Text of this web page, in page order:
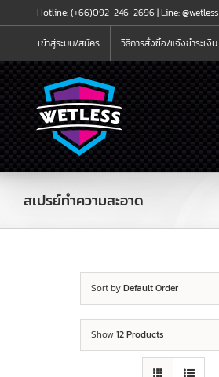
to
Hotline: (+66)092-246-2696 |Line: @wetless
เข้าสู่ระบบ/สมัคร วิธีการสั่งซื้อ/แจ้งชำระเงิน
สเปรย์ทำความสะอาด
Sort byDefault Order
Show 12 Products